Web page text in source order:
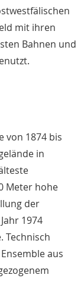
mit ihren
Bahnen und
von 1874 bis
in
Meter hohe
der
1974
Technisch
aus